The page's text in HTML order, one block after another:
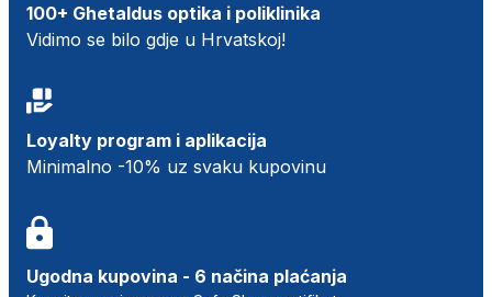
100+ Ghetaldus optika i poliklinika
Vidimo se bilo gdje u Hrvatskoj!
Loyalty program i aplikacija
Minimalno -10% uz svaku kupovinu
Ugodna kupovina - 6 načina plaćanja